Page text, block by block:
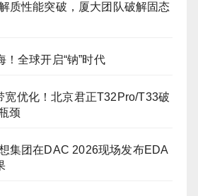
质性能突破，厦大团队破解固态
全球开启“钠”时代
宽优化！北京君正T32Pro/T33破
颈
集团在DAC 2026现场发布EDA